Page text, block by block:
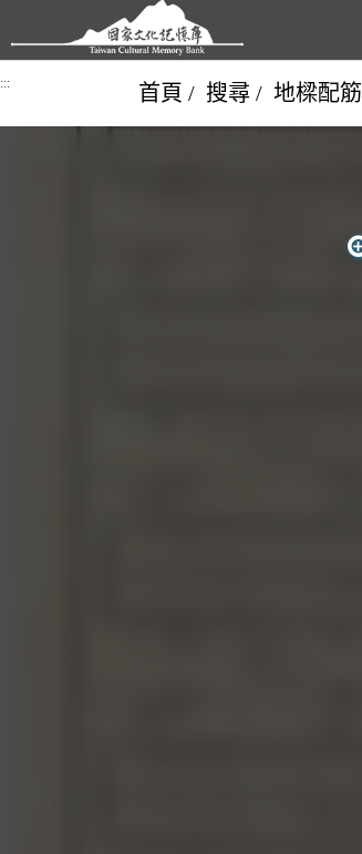
跳到主要內容區塊
::: 首頁 搜尋 地樑配筋